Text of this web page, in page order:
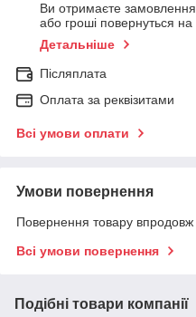
Ви отримаєте замовлення
або гроші повернуться на
Детальніше
Післяплата
Оплата за реквізитами
Всі умови оплати
Умови повернення
Повернення товару впродовж
Всі умови повернення
Подібні товари компанії